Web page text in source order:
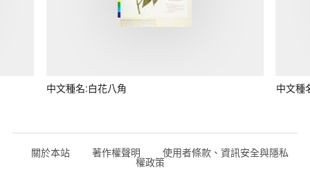
中文種名:白花八角 中文種
關於本站 著作權聲明 使用者條款、資訊安全與隱私
權政策